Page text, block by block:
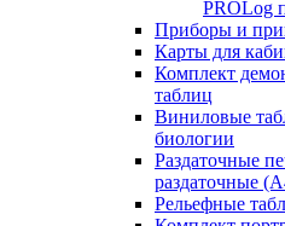
PROLog
Приборы и
Карты для
Комплект
таблиц
Виниловые
биологии
Раздаточные
раздаточные
Рельефные